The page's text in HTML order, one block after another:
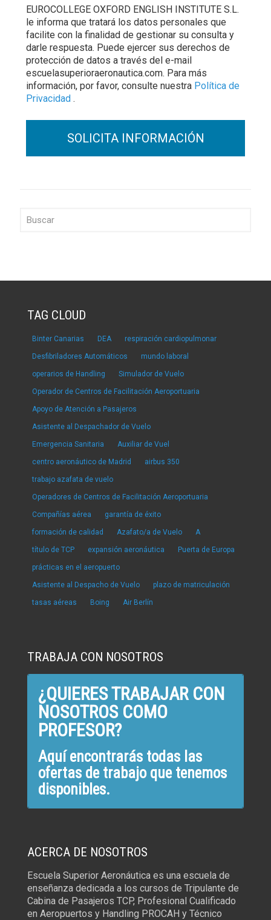
EUROCOLLEGE OXFORD ENGLISH INSTITUTE S.L.
le informa que tratará los datos personales que
facilite con la finalidad de gestionar su consulta y
darle respuesta. Puede ejercer sus derechos de
protección de datos a través del e-mail
escuelasuperioraeronautica.com. Para más
información, por favor, consulte nuestra Política de
Privacidad .
TAG CLOUD
Binter Canarias DEA respiración cardiopulmonar
Desfibriladores Automáticos mundo laboral
operarios de Handling Simulador de Vuelo
Operador de Centros de Facilitación Aeroportuaria
Apoyo de Atención a Pasajeros
Asistente al Despachador de Vuelo
Emergencia Sanitaria Auxiliar de Vuel
centro aeronáutico de Madrid airbus 350
trabajo azafata de vuelo
Operadores de Centros de Facilitación Aeroportuaria
Compañías aérea garantía de éxito
formación de calidad Azafato/a de Vuelo A
título de TCP expansión aeronáutica Puerta de Europa
prácticas en el aeropuerto
Asistente al Despacho de Vuelo plazo de matriculación
tasas aéreas Boing Air Berlín
TRABAJA CON NOSOTROS
¿QUIERES TRABAJAR CON
NOSOTROS COMO
PROFESOR?
Aquí encontrarás todas las
ofertas de trabajo que tenemos
disponibles.
ACERCA DE NOSOTROS
Escuela Superior Aeronáutica es una escuela de
enseñanza dedicada a los cursos de Tripulante de
Cabina de Pasajeros TCP, Profesional Cualificado
en Aeropuertos y Handling PROCAH y Técnico